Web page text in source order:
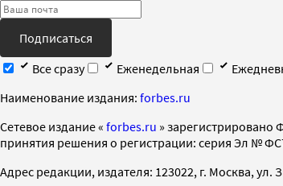
Подписаться
Все сразу
Еженедельная
Наименование издания: forbes.ru
Cетевое издание « forbes.ru »
принятия решения о регистрации: серия Эл №
Адрес редакции, издателя: 123022, г. Москва, ул.